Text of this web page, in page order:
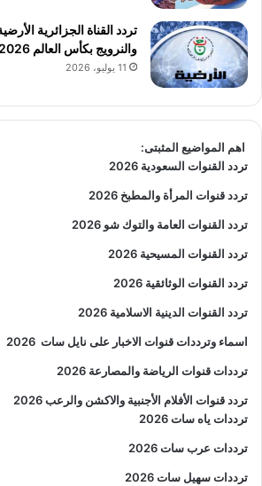
تردد القناة الجزائرية
والنرويج بكأس العالم 2026
11 يوليو، 2026
اهم المواضيع المثبتى:
تردد القنوات السعودية 2026
تردد قنوات المرأة والمطبخ 2026
تردد القنوات العامة والتوك شو 2026
تردد القنوات المسيحية 2026
تردد القنوات الوثائقية 2026
تردد القنوات الدينية الاسلامية 2026
اسماء وترددات قنوات الاخبار على نايل سات 2026
ترددات قنوات الرياضة والمصارعة 2026
تردد قنوات الأفلام الأجنبية والاكشن والرعب2026
ترددات ياه سات 2026
ترددات عرب سات 2026
ترددات سهيل سات 2026